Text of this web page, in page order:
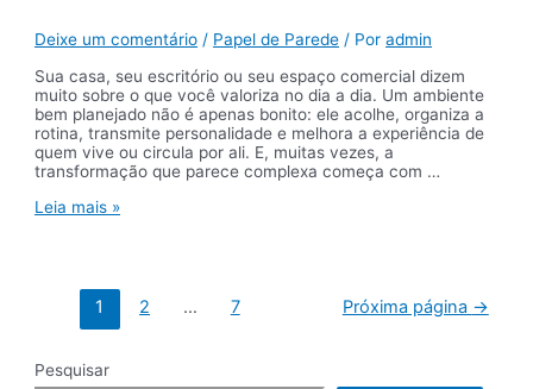
Deixe um comentário / Papel de Parede / Poradmin
Sua casa, seu escritório ou seu espaço comercial dizem
muito sobre o que você valoriza no dia a dia. Um ambiente
bem planejado não é apenas bonito: ele acolhe, organiza a
rotina, transmite personalidade e melhora a experiência de
quem vive ou circula por ali. E, muitas vezes, a
transformação que parece complexa começa com …
Como
medida
Leia mais »
Paginação1 2 … 7 Próxima página →
Pesquisar